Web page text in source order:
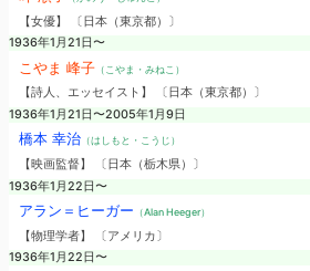
【女優】 〔日本（東京都）〕
1936年1月21日〜
こやま 峰子（こやま・みねこ）
【詩人、エッセイスト】 〔日本（東京都）〕
1936年1月21日〜2005年1月9日
橋本 幸治（はしもと・こうじ）
【映画監督】 〔日本（栃木県）〕
1936年1月22日〜
アラン＝ヒーガー （Alan Heeger）
【物理学者】 〔アメリカ〕
1936年1月22日〜